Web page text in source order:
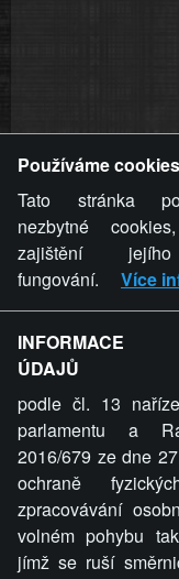
videa a komentáře.
stránky týče, ani
stránku, nemůže z
komentáře pro
provozovateli
Používáme
Tato stránka
nezbytné
zajištění
fungování.
Více
INFORMACE
ÚDAJŮ
podle čl. 13
parlamentu a
2016/679 ze dne
ochraně
zpracovávání
volném pohybu
jímž se ruší